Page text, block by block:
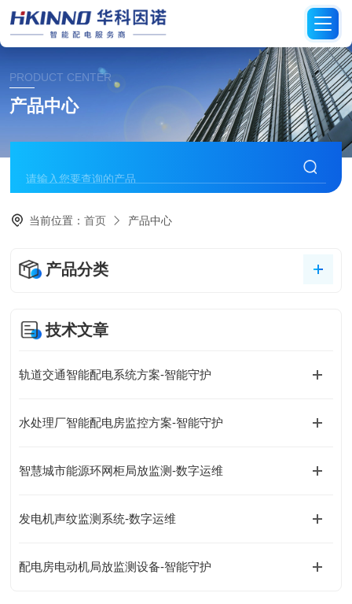
PRODUCT CENTER
产品中心
当前位置：首页 产品中心
产品分类
技术文章
轨道交通智能配电系统方案-智能守护
水处理厂智能配电房监控方案-智能守护
智慧城市能源环网柜局放监测-数字运维
发电机声纹监测系统-数字运维
配电房电动机局放监测设备-智能守护